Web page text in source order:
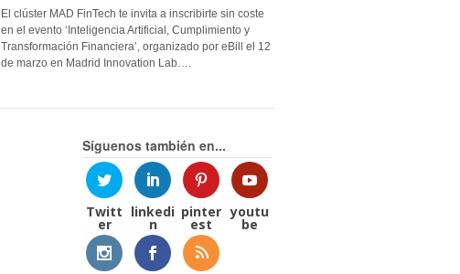
El clúster MAD FinTech te invita a inscribirte sin coste
en el evento ‘Inteligencia Artificial, Cumplimiento y
Transformación Financiera’, organizado por eBill el 12
de marzo en Madrid Innovation Lab….
Síguenos también en...
Twitt
er
linkedi
n
pinter
est
youtu
be